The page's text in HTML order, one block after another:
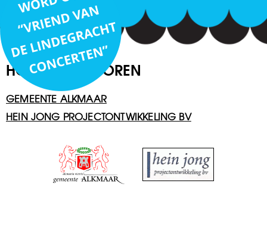
HOOFDSPONSOREN
GEMEENTE ALKMAAR
HEIN JONG PROJECTONTWIKKELING BV